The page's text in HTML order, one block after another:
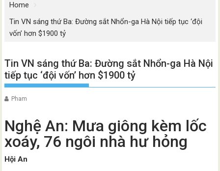
Home
Tin VN sáng thứ Ba: Đường sắt Nhổn-ga Hà Nội tiếp tục ‘đội
vốn’ hơn $1900 tỷ
Tin VN sáng thứ Ba: Đường sắt Nhổn-ga Hà Nội
tiếp tục ‘đội vốn’ hơn $1900 tỷ
Pham
Nghệ An: Mưa giông kèm lốc
xoáy, 76 ngôi nhà hư hỏng
Hội An